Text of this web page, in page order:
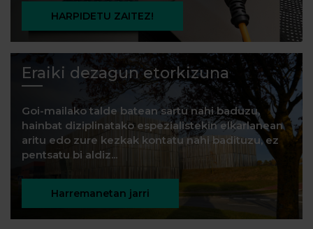
HARPIDETU ZAITEZ!
Eraiki dezagun etorkizuna
Goi-mailako talde batean sartu nahi baduzu,
hainbat diziplinatako espezialistekin elkarlanean
aritu edo zure kezkak kontatu nahi badituzu, ez
pentsatu bi aldiz...
Harremanetan jarri